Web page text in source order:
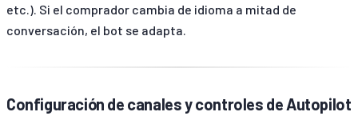
etc.). Si el comprador cambia de idioma a mitad de
conversación, el bot se adapta.
Configuración de canales y controles de Autopilot